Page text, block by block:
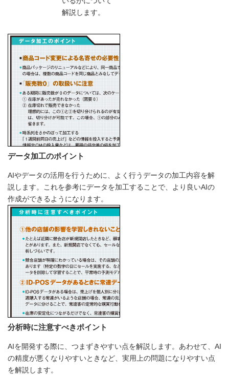
解説します。
データ加工のポイント
AIやデータの活用を行うために、よく行うデータの加工内容を解
説します。これを参考にデータを加工することで、より良いAIの
作成ができるようになります。
分析時に注意すべきポイント
AIを開発する際に、つまずきやすい点を解説します。あわせて、AI
の精度が悪くなりやすいときなど、実用上の問題になりやすい点
を解説します。